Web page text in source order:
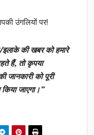
उंगलियों पर!
इलाके की खबर को हमारे
हैं, तो कृपया
को पूरी
जाएगा।”